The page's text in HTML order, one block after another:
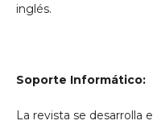
inglés.
Soporte Informático:
La revista se desarrolla